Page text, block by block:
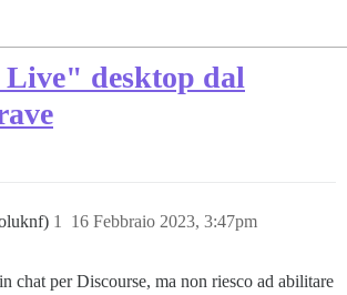
desktop dal
16 Febbraio 2023, 3:47pm
1
chat per Discourse, ma non riesco ad abilitare